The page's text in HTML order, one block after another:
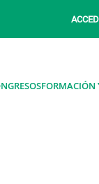
FORMACIÓN